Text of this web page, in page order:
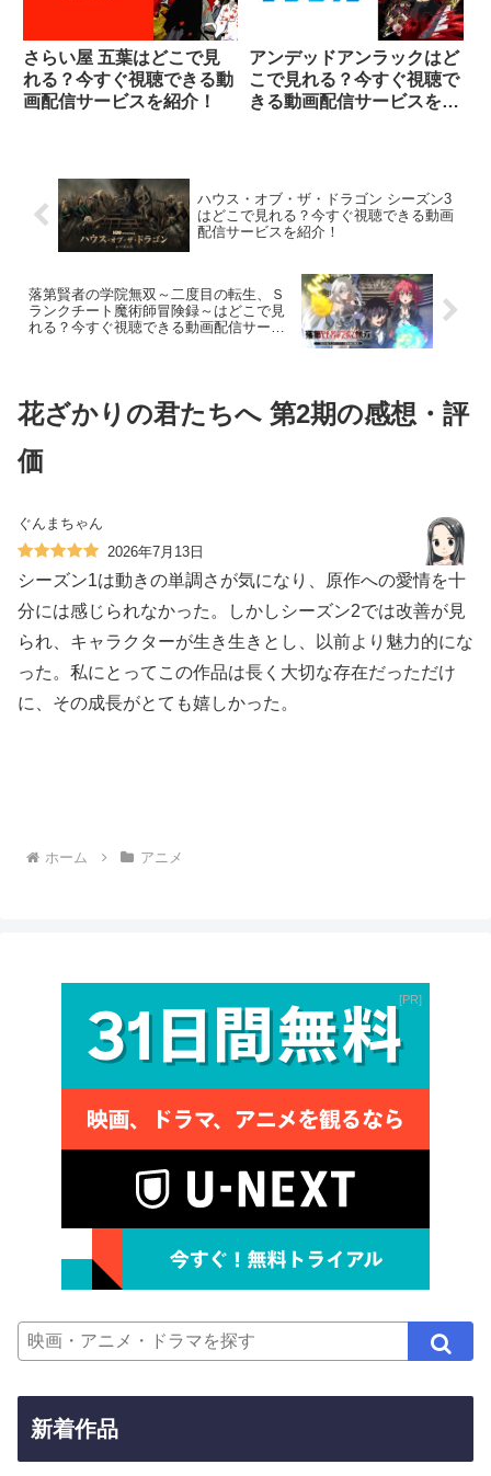
さらい屋 五葉はどこで見
れる？今すぐ視聴できる動
画配信サービスを紹介！
アンデッドアンラックはど
こで見れる？今すぐ視聴で
きる動画配信サービスを紹
ハウス・オブ・ザ・ドラゴン シーズン3
はどこで見れる？今すぐ視聴できる動画
配信サービスを紹介！
落第賢者の学院無双～二度目の転生、Ｓ
ランクチート魔術師冒険録～はどこで見
れる？今すぐ視聴できる動画配信サービ
花ざかりの君たちへ 第2期の感想・評
価
ぐんまちゃん
2026年7月13日
シーズン1は動きの単調さが気になり、原作への愛情を十
分には感じられなかった。しかしシーズン2では改善が見
られ、キャラクターが生き生きとし、以前より魅力的にな
った。私にとってこの作品は長く大切な存在だっただけ
に、その成長がとても嬉しかった。
ホーム アニメ
PR
新着作品